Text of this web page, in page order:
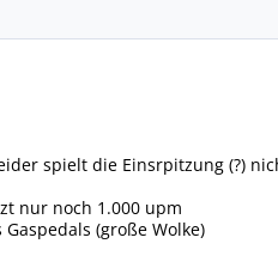
spielt die Einsrpitzung (?)
nur noch 1.000 upm
(große Wolke)